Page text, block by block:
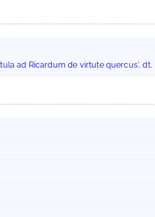
ad Ricardum de virtute quercus', dt.